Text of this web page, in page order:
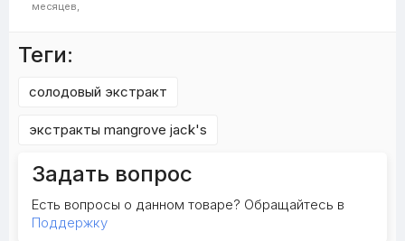
месяцев,
Теги:
солодовый экстракт
экстракты mangrove jack's
Задать вопрос
Есть вопросы о данном товаре? Обращайтесь в
Поддержку